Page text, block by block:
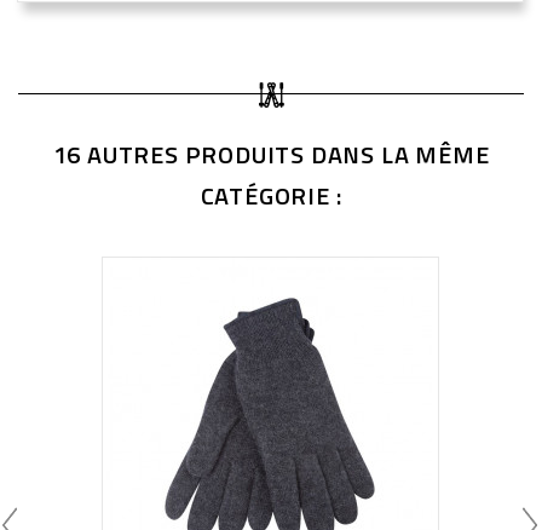
16 AUTRES PRODUITS DANS LA MÊME
CATÉGORIE :